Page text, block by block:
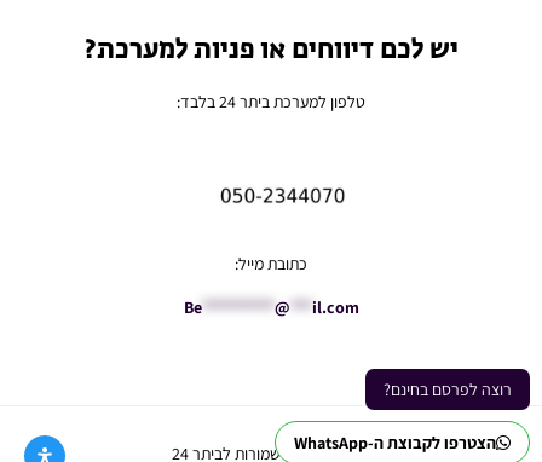
הצטרפו לקבוצת ה-WhatsApp
רוצה לפרסם בחינם?
יש לכם דיווחים או פניות למערכת?
טלפון למערכת ביתר 24 בלבד:
כתובת מייל:
Be********** @ *** il.com
Ⓒ כל הזכויות שמורות לביתר 24